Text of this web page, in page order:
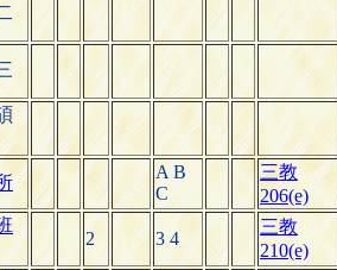
A B
C
三教
206(e)
2 3 4
三教
210(e)